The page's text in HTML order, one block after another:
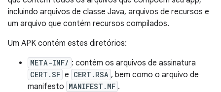
incluindo arquivos de classe Java, arquivos de recursos e
um arquivo que contém recursos compilados.
Um APK contém estes diretórios:
META-INF/ : contém os arquivos de assinatura
CERT.SF e CERT.RSA , bem como o arquivo de
manifesto MANIFEST.MF .